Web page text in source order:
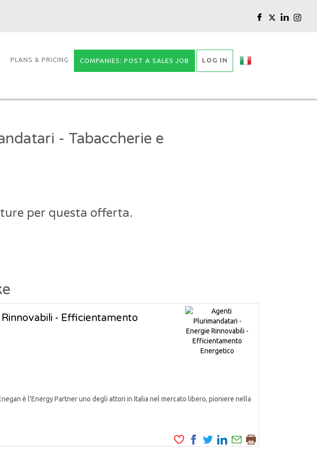
PLANS & PRICING COMPANIES: POST A SALES JOB LOG IN
- Tabaccherie e
per questa offerta.
- Efficientamento
è l'Energy Partner uno degli attori in Italia nel mercato libero, pioniere nella